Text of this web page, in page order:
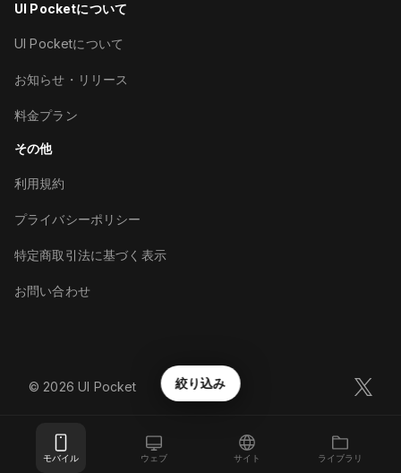
モバイル ウェブ サイト ライブラリ
絞り込み
UI Pocketについて
UI Pocketについて
お知らせ・リリース
料金プラン
その他
利用規約
プライバシーポリシー
特定商取引法に基づく表示
お問い合わせ
©︎ 2026 UI Pocket